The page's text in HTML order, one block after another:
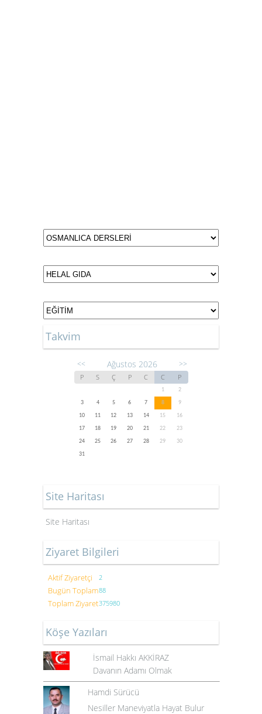
Takvim
<< Ağustos 2026 >>
P S Ç P C C P
1
2
3
4 5 6 7 8
9
10
11 12 13 14 15
16
17
18 19 20 21 22
23
24
25 26 27 28 29
30
31
Site Haritası
Site Haritası
Ziyaret Bilgileri
Aktif Ziyaretçi 2
Bugün Toplam88
Toplam Ziyaret375980
Köşe Yazıları
İsmail Hakkı AKKİRAZ
Davanın Adamı Olmak
Hamdi Sürücü
Nesiller Maneviyatla Hayat Bulur